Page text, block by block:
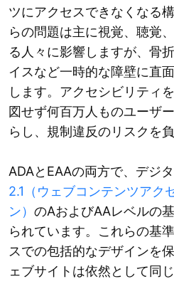
ツにアクセスできなくなる
らの問題は主に視覚、聴覚
る人々に影響しますが、骨
イスなど一時的な障壁に直
します。アクセシビリティ
図せず何百万人ものユーザ
らし、規制違反のリスクを負
ADAとEAAの両方で、デジ
2.1（ウェブコンテンツアク
ン） のAおよびAAレベルの
られています。これらの基
スでの包括的なデザインを
ェブサイトは依然として同